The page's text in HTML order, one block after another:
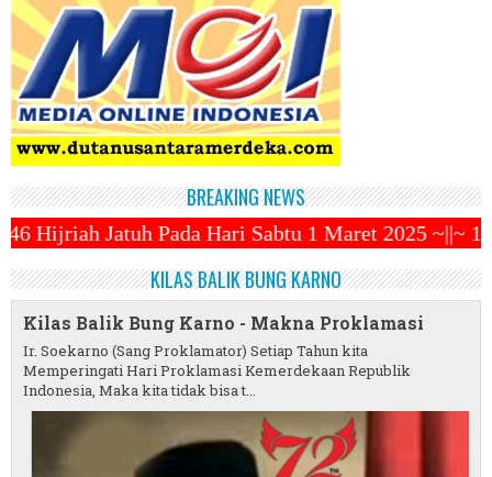
BREAKING NEWS
Sabtu 1 Maret 2025 ~||~ 1 Syawal Jatuh
KILAS BALIK BUNG KARNO
Kilas Balik Bung Karno - Makna Proklamasi
Ir. Soekarno (Sang Proklamator) Setiap Tahun kita
Memperingati Hari Proklamasi Kemerdekaan Republik
Indonesia, Maka kita tidak bisa t...